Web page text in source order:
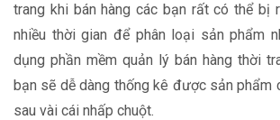
trang khi bán hàng các bạn rất có thể bị
nhiều thời gian để phân loại sản phẩm
dụng phần mềm quản lý bán hàng thời
bạn sẽ dễ dàng thống kê được sản phẩm
sau vài cái nhấp chuột.